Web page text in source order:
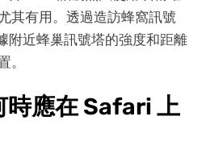
其有用。透過造訪蜂窩訊號
附近蜂巢訊號塔的強度和距離
。
時應在 Safari 上